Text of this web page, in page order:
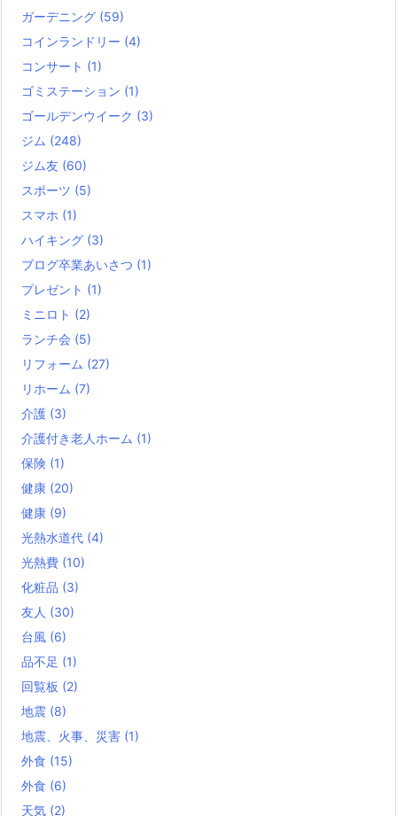
ガーデニング (59)
コインランドリー (4)
コンサート (1)
ゴミステーション (1)
ゴールデンウイーク (3)
ジム (248)
ジム友 (60)
スポーツ (5)
スマホ (1)
ハイキング (3)
ブログ卒業あいさつ (1)
プレゼント (1)
ミニロト (2)
ランチ会 (5)
リフォーム (27)
リホーム (7)
介護 (3)
介護付き老人ホーム (1)
保険 (1)
健康 (20)
健康 (9)
光熱水道代 (4)
光熱費 (10)
化粧品 (3)
友人 (30)
台風 (6)
品不足 (1)
回覧板 (2)
地震 (8)
地震、火事、災害 (1)
外食 (15)
外食 (6)
天気 (2)